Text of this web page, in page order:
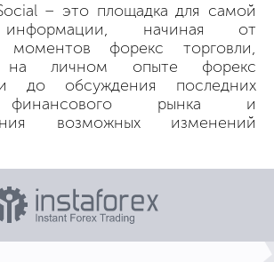
– это площадка для самой
информации, начиная от
моментов форекс торговли,
на личном опыте форекс
до обсуждения последних
финансового рынка и
возможных изменений